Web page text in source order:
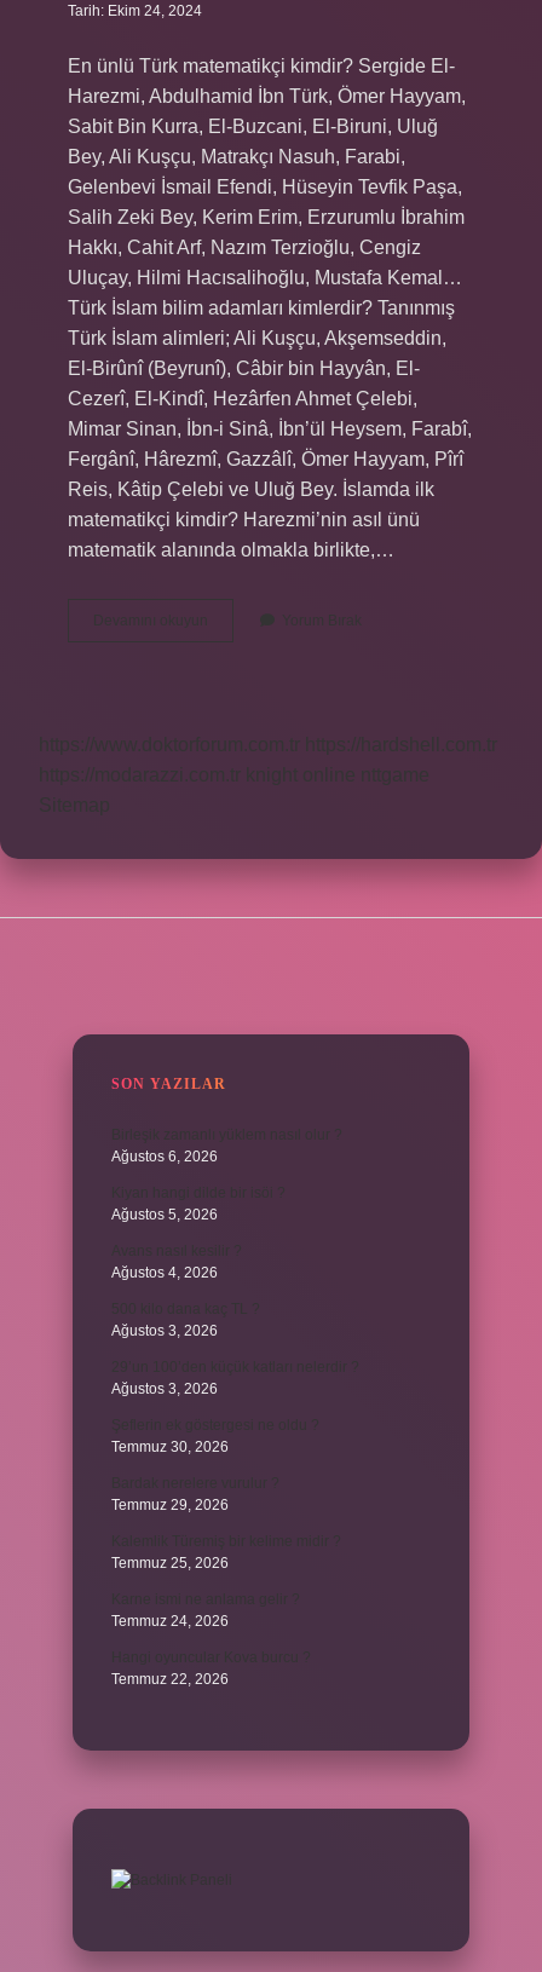
Tarih: Ekim 24, 2024
En ünlü Türk matematikçi kimdir? Sergide El-
Harezmi, Abdulhamid İbn Türk, Ömer Hayyam,
Sabit Bin Kurra, El-Buzcani, El-Biruni, Uluğ
Bey, Ali Kuşçu, Matrakçı Nasuh, Farabi,
Gelenbevi İsmail Efendi, Hüseyin Tevfik Paşa,
Salih Zeki Bey, Kerim Erim, Erzurumlu İbrahim
Hakkı, Cahit Arf, Nazım Terzioğlu, Cengiz
Uluçay, Hilmi Hacısalihoğlu, Mustafa Kemal…
Türk İslam bilim adamları kimlerdir? Tanınmış
Türk İslam alimleri; Ali Kuşçu, Akşemseddin,
El-Birûnî (Beyrunî), Câbir bin Hayyân, El-
Cezerî, El-Kindî, Hezârfen Ahmet Çelebi,
Mimar Sinan, İbn-i Sinâ, İbn’ül Heysem, Farabî,
Fergânî, Hârezmî, Gazzâlî, Ömer Hayyam, Pîrî
Reis, Kâtip Çelebi ve Uluğ Bey. İslamda ilk
matematikçi kimdir? Harezmi’nin asıl ünü
matematik alanında olmakla birlikte,…
Devamını okuyun
Türk
Yorum Bırak
https://www.doktorforum.com.tr
https://hardshell.com.tr
https://modarazzi.com.tr
knight online
nttgame
Sitemap
SON YAZILAR
Ağustos 6, 2026
Ağustos 5, 2026
Ağustos 4, 2026
Ağustos 3, 2026
Ağustos 3, 2026
Temmuz 30, 2026
Temmuz 29, 2026
Temmuz 25, 2026
Temmuz 24, 2026
Temmuz 22, 2026